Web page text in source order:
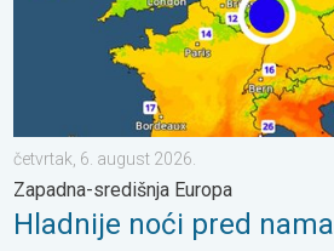
četvrtak, 6. august 2026.
Zapadna-središnja Europa
Hladnije noći pred nama